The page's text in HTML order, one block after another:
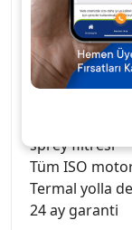
Sabit ışık
Güvenli tutuş
edilmiş sap
Güvenli tutuş
En iyi su
sprey filtresi
Tüm ISO
Termal yolla
24 ay garanti